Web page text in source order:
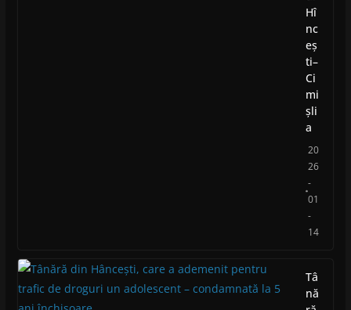
Hî
nc
eș
ti–
Ci
mi
șli
a
20
26
-
01
-
14
Tâ
nă